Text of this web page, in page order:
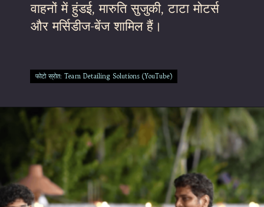
वाहनों में हुंडई, मारुति सुजुकी, टाटा मोटर्स
और मर्सिडीज-बेंज शामिल हैं।
फोटो स्रोत: Team Detailing Solutions (YouTube)
फोटो स्रोत: Team Detailing Solutions (YouTube)